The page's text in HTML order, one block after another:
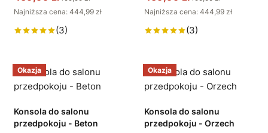
Najniższa cena: 444,99 zł
(3)
Najniższa cena: 444,99 zł
(3)
Okazja
Konsola do salonu
przedpokoju - Beton
Okazja
Konsola do salonu
przedpokoju - Orzech